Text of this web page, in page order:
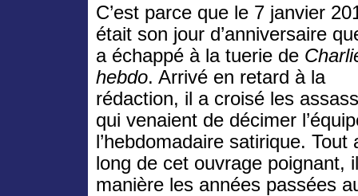
C’est parce que le 7 janvier
était son jour d’anniversaire
a échappé à la tuerie de
hebdo. Arrivé en retard à la
rédaction, il a croisé les
qui venaient de décimer
l’hebdomadaire satirique. Tout
long de cet ouvrage poignant,
manière les années passées